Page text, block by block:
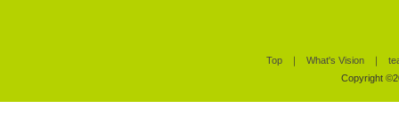
Top ｜ What's Vision ｜
Copyright